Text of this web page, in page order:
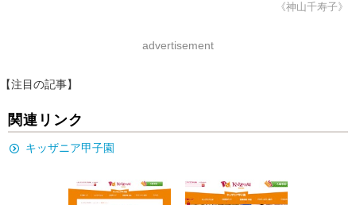
《神山千寿子》
advertisement
【注目の記事】
関連リンク
キッザニア甲子園